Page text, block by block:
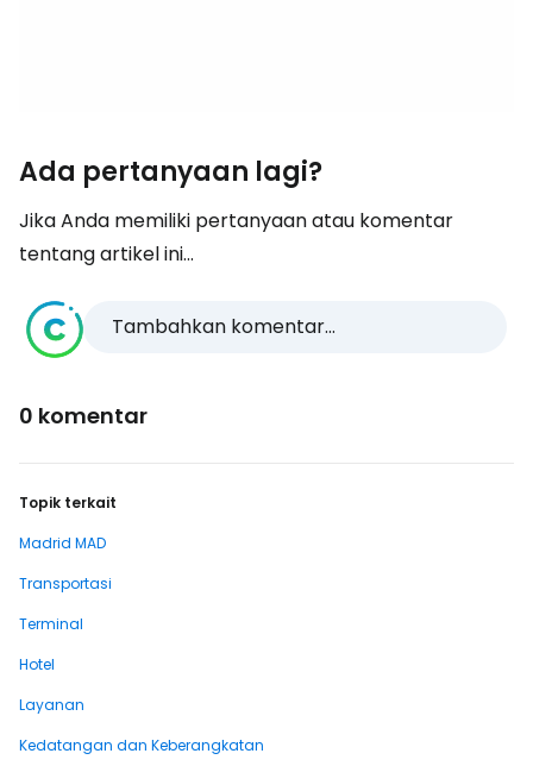
Ada pertanyaan lagi?
Jika Anda memiliki pertanyaan atau komentar
tentang artikel ini...
Tambahkan komentar...
0 komentar
Topik terkait
Madrid MAD
Transportasi
Terminal
Hotel
Layanan
Kedatangan dan Keberangkatan